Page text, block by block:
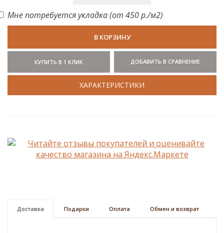
Мне потребуется укладка (от 450 р./м2)
В КОРЗИНУ
КУПИТЬ В 1 КЛИК ДОБАВИТЬ В СРАВНЕНИЕ
ХАРАКТЕРИСТИКИ
Доставка Подарки Оплата Обмен и возврат